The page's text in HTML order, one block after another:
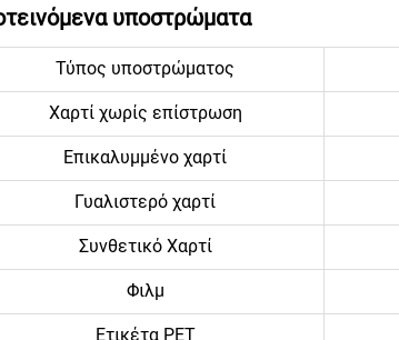
υποστρώματα
Τύπος υποστρώματος
Χαρτί χωρίς επίστρωση
Επικαλυμμένο χαρτί
Γυαλιστερό χαρτί
Συνθετικό Χαρτί
Φιλμ
Ετικέτα PET